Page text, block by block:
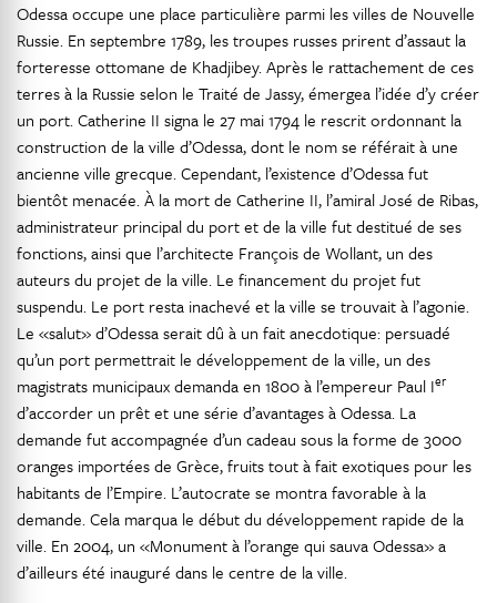
Odessa occupe une place particulière parmi les villes de Nouvelle
Russie. En septembre 1789, les troupes russes prirent d’assaut la
forteresse ottomane de Khadjibey. Après le rattachement de ces
terres à la Russie selon le Traité de Jassy, émergea l’idée d’y créer
un port. Catherine II signa le 27 mai 1794 le rescrit ordonnant la
construction de la ville d’Odessa, dont le nom se référait à une
ancienne ville grecque. Cependant, l’existence d’Odessa fut
bientôt menacée. À la mort de Catherine II, l’amiral José de Ribas,
administrateur principal du port et de la ville fut destitué de ses
fonctions, ainsi que l’architecte François de Wollant, un des
auteurs du projet de la ville. Le financement du projet fut
suspendu. Le port resta inachevé et la ville se trouvait à l’agonie.
Le «salut» d’Odessa serait dû à un fait anecdotique: persuadé
qu’un port permettrait le développement de la ville, un des
magistrats municipaux demanda en 1800 à l’empereur Paul Ier
d’accorder un prêt et une série d’avantages à Odessa. La
demande fut accompagnée d’un cadeau sous la forme de 3000
oranges importées de Grèce, fruits tout à fait exotiques pour les
habitants de l’Empire. L’autocrate se montra favorable à la
demande. Cela marqua le début du développement rapide de la
ville. En 2004, un «Monument à l’orange qui sauva Odessa» a
d’ailleurs été inauguré dans le centre de la ville.